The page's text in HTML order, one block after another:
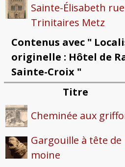
Sainte-Élisabeth
Trinitaires Metz
Contenus avec "
originelle : Hôtel de
Sainte-Croix "
Titre
Cheminée aux
Gargouille à tête de
moine